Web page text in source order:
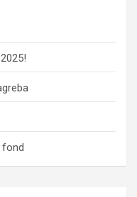
fond